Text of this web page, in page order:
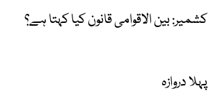
کشمیر: بین الاقوامی قانون کیا کہتا ہے؟
پہلا دروازہ